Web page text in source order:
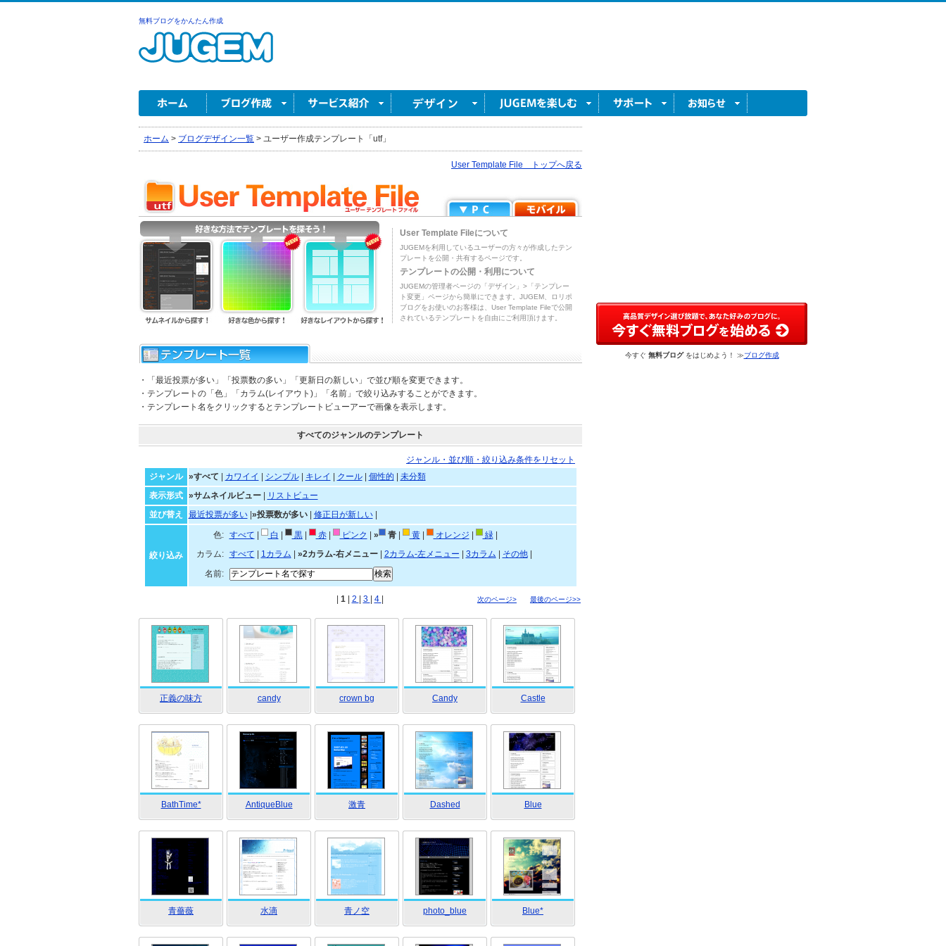
無料ブログをかんたん作成
ホーム > ブログデザイン一覧 > ユーザー作成テンプレート「utf」
User Template File トップへ戻る
User Template Fileについて
JUGEMを利用しているユーザーの方々が作成したテン
プレートを公開・共有するページです。
テンプレートの公開・利用について
JUGEMの管理者ページの「デザイン」>「テンプレー
ト変更」ページから簡単にできます。JUGEM、ロリポ
ブログをお使いのお客様は、User Template Fileで公開
されているテンプレートを自由にご利用頂けます。
・「最近投票が多い」「投票数の多い」「更新日の新しい」で並び順を変更できます。
・テンプレートの「色」「カラム(レイアウト)」「名前」で絞り込みすることができます。
・テンプレート名をクリックするとテンプレートビューアーで画像を表示します。
すべてのジャンルのテンプレート
ジャンル・並び順・絞り込み条件をリセット
ジャンル
»すべて カワイイ シンプル| キレイ クール| 個性的
未分類
表示形式
»サムネイルビュー|
リストビュー
並び替え
最近投票が多い| »投票数が多い| 修正日が新しい|
絞り込み
色: すべて 白 黒| 赤| ピンク » 青| 黄| オレンジ 緑|
カラム:
すべて 1カラム »2カラム-右メニュー| 2カラム-左メニュー 3カラム その他|
名前:
1 2 3 4 次のページ> 最後のページ>>
正義の味方 candy crown bg Candy Castle
BathTime* AntiqueBlue 激青 Dashed Blue
青薔薇 水滴 青ノ空 photo_blue Blue*
今すぐ 無料ブログをはじめよう！ ≫ブログ作成